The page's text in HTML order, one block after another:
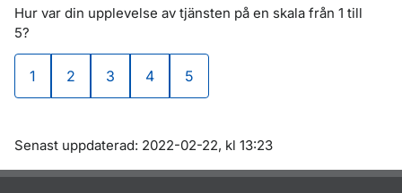
Hur var din upplevelse av tjänsten på en skala från 1 till
5?
1
väldigt dålig
2
dålig
3
varken bra eller dålig
4
bra
5
väldigt bra
Om sidan
Senast uppdaterad: 2022-02-22, kl 13:23